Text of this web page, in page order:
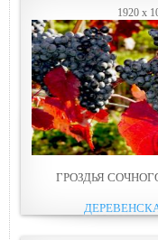
1920 x
ГРОЗДЬЯ